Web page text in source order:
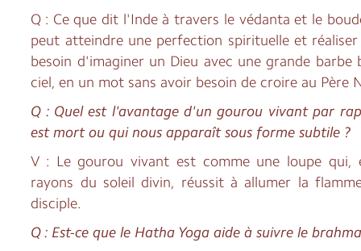
Q : Ce que dit l'Inde à travers le védanta et le
peut atteindre une perfection spirituelle et
besoin d'imaginer un Dieu avec une grande barbe
ciel, en un mot sans avoir besoin de croire au Père
Q : Quel est l'avantage d'un gourou vivant par
est mort ou qui nous apparaît sous forme subtile ?
V : Le gourou vivant est comme une loupe qui,
rayons du soleil divin, réussit à allumer la
disciple.
Q : Est-ce que le Hatha Yoga aide à suivre le